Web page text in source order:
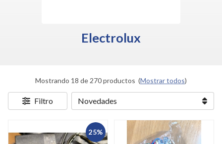
Electrolux
Mostrando 18 de 270 productos (Mostrar todos)
Filtro
25%